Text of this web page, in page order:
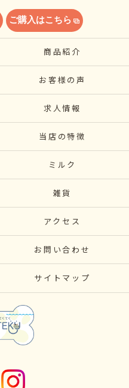
ご購入はこちら
商品紹介
お客様の声
求人情報
当店の特徴
ミルク
雑貨
アクセス
お問い合わせ
サイトマップ